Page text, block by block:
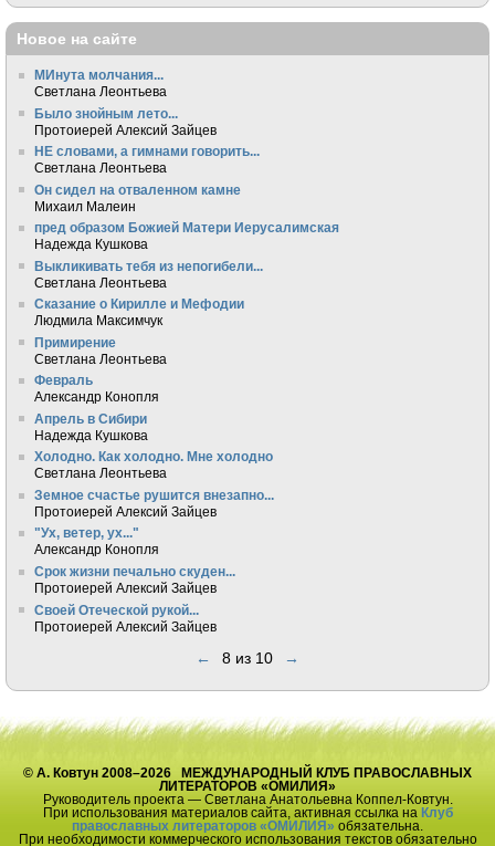
Новое на сайте
МИнута молчания...
Светлана Леонтьева
Было знойным лето...
Протоиерей Алексий Зайцев
НЕ словами, а гимнами говорить...
Светлана Леонтьева
Он сидел на отваленном камне
Михаил Малеин
пред образом Божией Матери Иерусалимская
Надежда Кушкова
Выкликивать тебя из непогибели...
Светлана Леонтьева
Сказание о Кирилле и Мефодии
Людмила Максимчук
Примирение
Светлана Леонтьева
Февраль
Александр Конопля
Апрель в Сибири
Надежда Кушкова
Холодно. Как холодно. Мне холодно
Светлана Леонтьева
Земное счастье рушится внезапно...
Протоиерей Алексий Зайцев
"Ух, ветер, ух..."
Александр Конопля
Срок жизни печально скуден...
Протоиерей Алексий Зайцев
Своей Отеческой рукой...
Протоиерей Алексий Зайцев
← 8 из 10 →
© А. Ковтун 2008–2026 МЕЖДУНАРОДНЫЙ КЛУБ ПРАВОСЛАВНЫХ
ЛИТЕРАТОРОВ «ОМИЛИЯ»
Руководитель проекта — Светлана Анатольевна Коппел-Ковтун.
При использования материалов сайта, активная ссылка на Клуб
православных литераторов «ОМИЛИЯ» обязательна.
При необходимости коммерческого использования текстов обязательно